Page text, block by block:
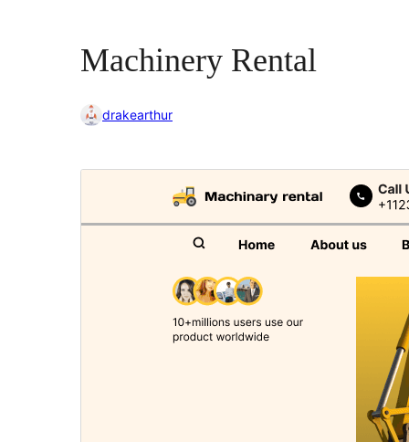
Machinery Rental
drakearthur